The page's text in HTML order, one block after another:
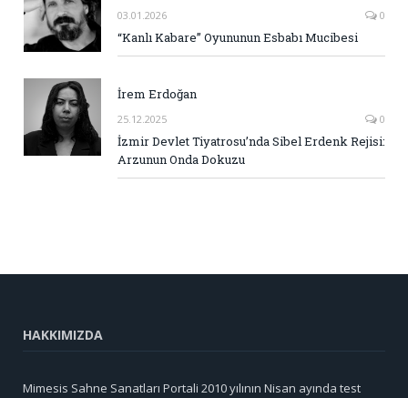
03.01.2026 0
“Kanlı Kabare” Oyununun Esbabı Mucibesi
İrem Erdoğan
25.12.2025 0
İzmir Devlet Tiyatrosu’nda Sibel Erdenk Rejisi:
Arzunun Onda Dokuzu
HAKKIMIZDA
Mimesis Sahne Sanatları Portali 2010 yılının Nisan ayında test